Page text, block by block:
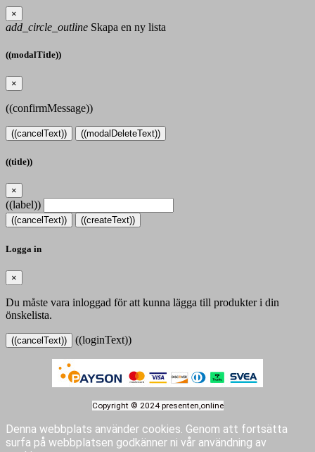
×
add_circle_outline Skapa en ny lista
((modalTitle))
×
((confirmMessage))
((cancelText)) ((modalDeleteText))
((title))
×
((label))
((cancelText)) ((createText))
Logga in
×
Du måste vara inloggad för att kunna lägga till produkter i din
önskelista.
((cancelText)) ((loginText))
Copyright © 2024 presenten,online
Denna webbplats använder cookies. Genom att fortsätta
surfa på webbplatsen godkänner ni vår användning av